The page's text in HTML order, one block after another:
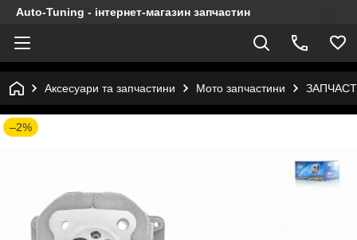
Auto-Tuning - інтернет-магазин запчастин
Аксесуари та запчастини Мото запчастини
–2%